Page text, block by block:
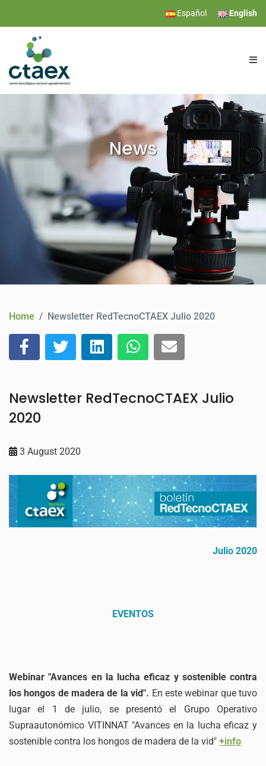
Español English
RESEARCH
SERVICES
EVENTS
NEWS
CONTACT
News
Home Newsletter RedTecnoCTAEX Julio 2020
Newsletter RedTecnoCTAEX Julio
2020
3 August 2020
Julio 2020
EVENTOS
Webinar "Avances en la lucha eficaz y sostenible contra
los hongos de madera de la vid". En este webinar que tuvo
lugar el 1 de julio, se presentó el Grupo Operativo
Supraautonómico VITINNAT "Avances en la lucha eficaz y
sostenible contra los hongos de madera de la vid" +info